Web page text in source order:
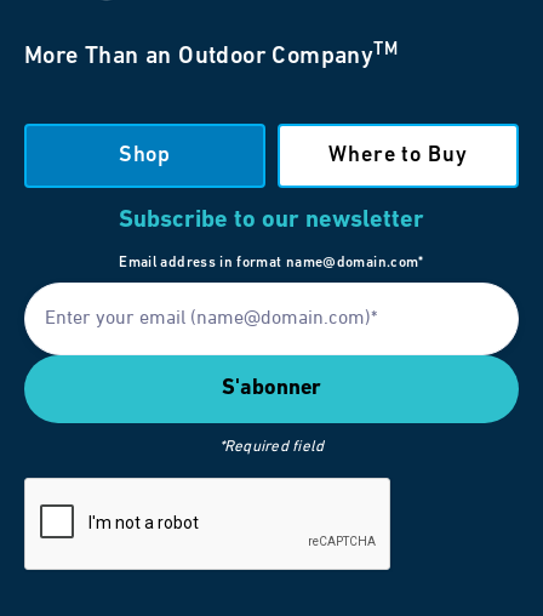
More Than an Outdoor CompanyTM
Shop Where to Buy
Subscribe to our newsletter
Email address in format name@domain.com*
*Required field